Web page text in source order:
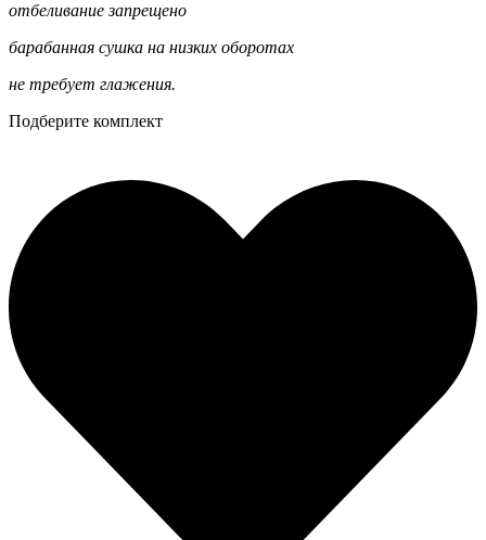
отбеливание запрещено
барабанная сушка на низких оборотах
не требует глажения.
Подберите комплект